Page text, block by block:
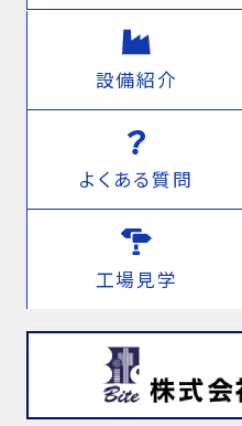
設備紹介
よくある質問
工場見学